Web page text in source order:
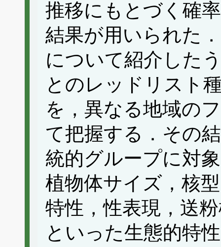
推移にもとづく確
結果が用いられた
について紹介した
とのレッドリスト
を，異なる地域の
て把握する．その
統的グループに対
植物体サイズ，核
特性，性表現，送
といった生態的特